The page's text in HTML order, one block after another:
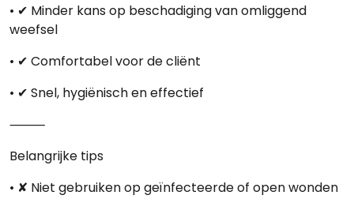
• ✔ Minder kans op beschadiging van omliggend
weefsel
• ✔ Comfortabel voor de cliënt
• ✔ Snel, hygiënisch en effectief
⸻
Belangrijke tips
• ✘ Niet gebruiken op geïnfecteerde of open wonden